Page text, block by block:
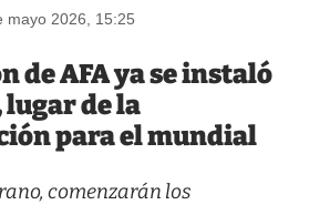
mayo 2026, 15:25
de AFA ya se instaló
lugar de la
para el mundial
comenzarán los